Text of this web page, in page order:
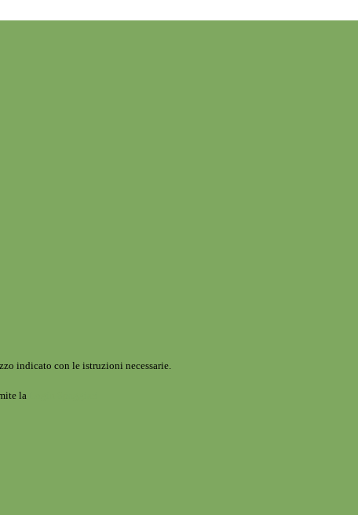
indicato con le istruzioni necessarie.
la